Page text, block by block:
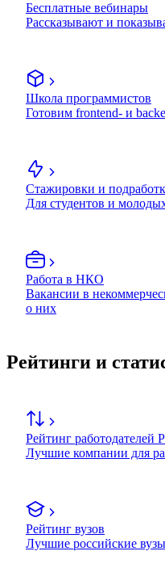
Бесплатные вебинары
Рассказывают и
Школа программистов
Готовим frontend- и
Стажировки и
Для студентов и
Работа в НКО
Вакансии в
о них
Рейтинги и
Рейтинг работодателей
Лучшие компании для
Рейтинг вузов
Лучшие российские